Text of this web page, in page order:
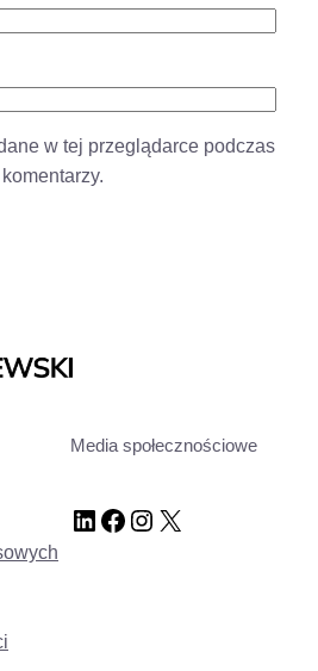
w tej przeglądarce podczas
Media społecznościowe
LinkedIn Facebook Instagram X